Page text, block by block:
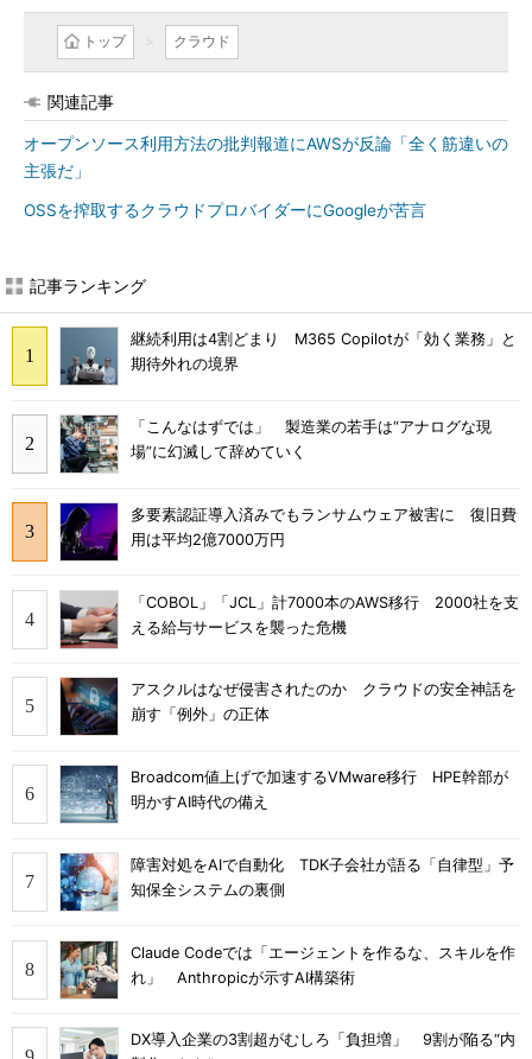
トップ クラウド
関連記事
オープンソース利用方法の批判報道にAWSが反論「全く筋違いの
主張だ」
OSSを搾取するクラウドプロバイダーにGoogleが苦言
記事ランキング
継続利用は4割どまり M365 Copilotが「効く業務」と
期待外れの境界
「こんなはずでは」 製造業の若手は“アナログな現
場”に幻滅して辞めていく
多要素認証導入済みでもランサムウェア被害に 復旧費
用は平均2億7000万円
「COBOL」「JCL」計7000本のAWS移行 2000社を支
える給与サービスを襲った危機
アスクルはなぜ侵害されたのか クラウドの安全神話を
崩す「例外」の正体
Broadcom値上げで加速するVMware移行 HPE幹部が
明かすAI時代の備え
障害対処をAIで自動化 TDK子会社が語る「自律型」予
知保全システムの裏側
Claude Codeでは「エージェントを作るな、スキルを作
れ」 Anthropicが示すAI構築術
DX導入企業の3割超がむしろ「負担増」 9割が陥る“内